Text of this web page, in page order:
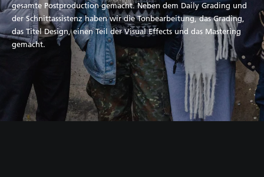
gesamte Postproduction gemacht. Neben dem Daily Grading und
der Schnittassistenz haben wir die Tonbearbeitung, das Grading,
das Titel Design, einen Teil der Visual Effects und das Mastering
gemacht.